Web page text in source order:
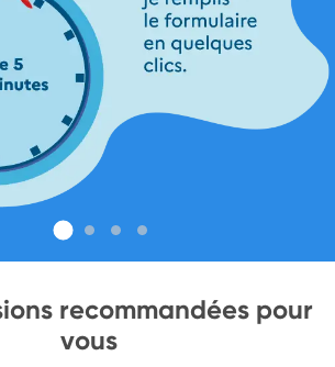
recommandées pour
vous